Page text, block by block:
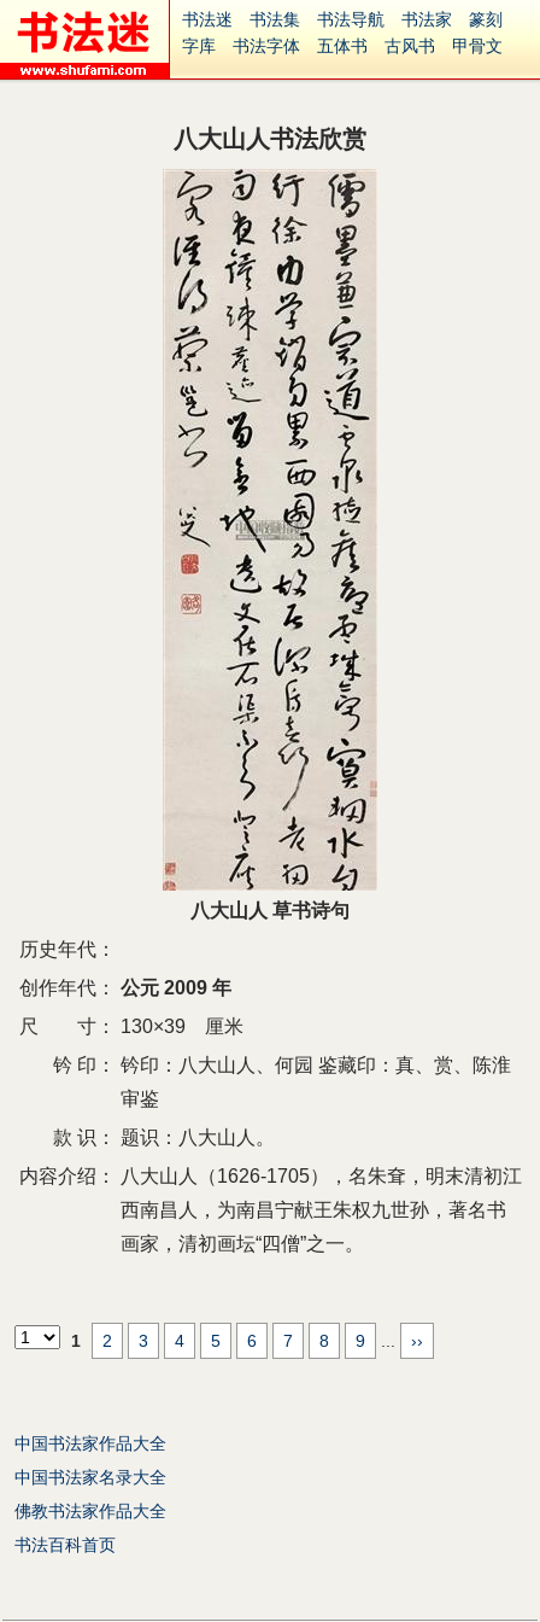
书法迷 书法集 书法导航 书法家
篆刻
字库
书法字体 五体书 古风书
甲骨文
集字
字形 大字 篆刻之家
古籍
中医 象棋 游戏
起名
识字 英语 印章
字体下载
免费字体 中文字体
Ai矢量
P图宝 南无阿弥陀佛
安全网站
捐赠 繁體版
八大山人书法欣赏
八大山人 草书诗句
历史年代：
创作年代：
公元 2009 年
尺 寸：
130×39 厘米
钤 印：
钤印：八大山人、何园 鉴藏印：真、赏、陈淮
审鉴
款 识：
题识：八大山人。
内容介绍：
八大山人（1626-1705），名朱耷，明末清初江
西南昌人，为南昌宁献王朱权九世孙，著名书
画家，清初画坛“四僧”之一。
1 2 3 4 5 6 7 8 9 ››
中国书法家作品大全
中国书法家名录大全
佛教书法家作品大全
书法百科首页